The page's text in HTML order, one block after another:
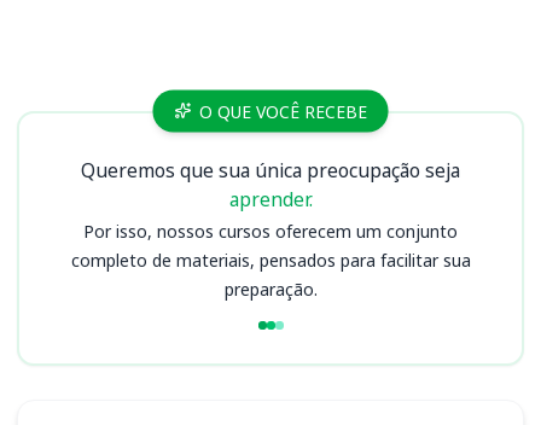
Cursos CAU GOO QUE VOCÊ RECEBE
Queremos que sua única preocupação seja
aprender.
Por isso, nossos cursos oferecem um conjunto
completo de materiais, pensados para facilitar sua
preparação.